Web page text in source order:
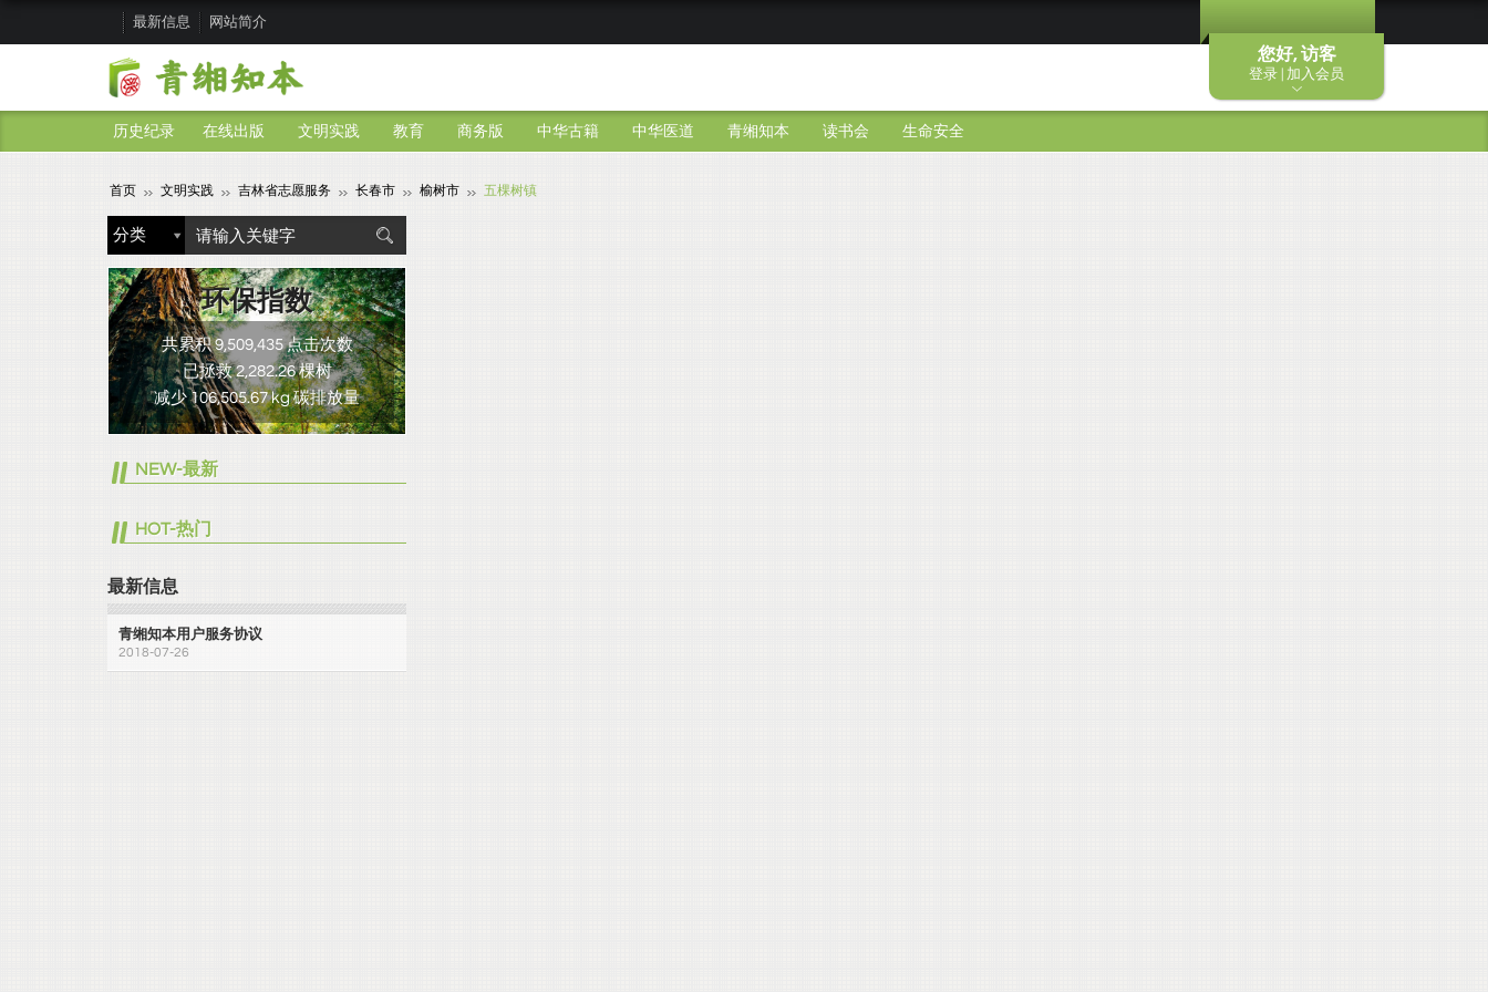
您好, 访客
登录 | 加入会员
最新信息 网站简介
历史纪录 在线出版 文明实践 教育 商务版 中华古籍 中华医道 青缃知本 读书会 生命安全
首页 文明实践 吉林省志愿服务 长春市 榆树市 五棵树镇
环保指数
共累积 9,509,435 点击次数
已拯救 2,282.26 棵树
减少 106,505.67 kg 碳排放量
NEW-最新
HOT-热门
最新信息
青缃知本用户服务协议
2018-07-26